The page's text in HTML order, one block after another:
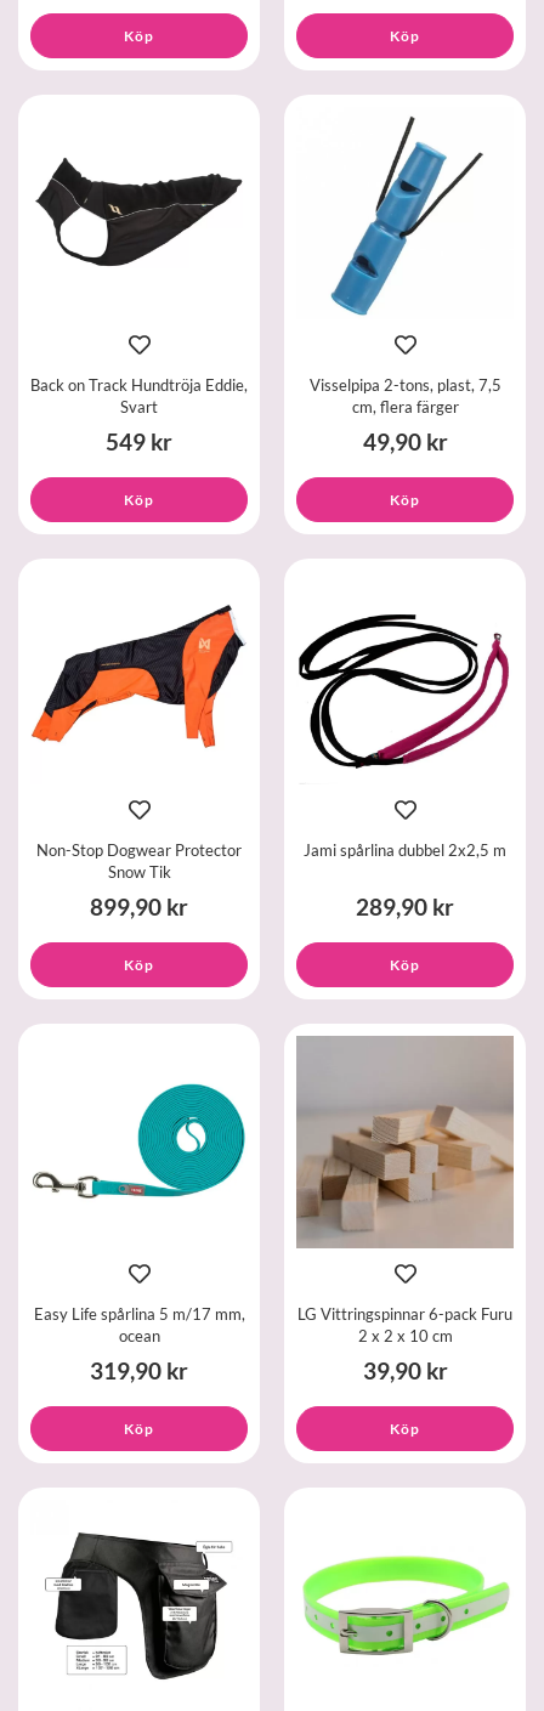
Köp Köp
Back on Track Hundtröja Eddie,
Svart
549 kr
Köp
Visselpipa 2-tons, plast, 7,5
cm, flera färger
49,90 kr
Köp
Non-Stop Dogwear Protector
Snow Tik
899,90 kr
Köp
Jami spårlina dubbel 2x2,5 m
289,90 kr
Köp
Easy Life spårlina 5 m/17 mm,
ocean
319,90 kr
Köp
LG Vittringspinnar 6-pack Furu
2 x 2 x 10 cm
39,90 kr
Köp